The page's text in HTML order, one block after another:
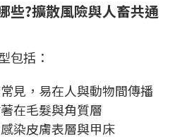
些?擴散風險與人畜共通
包括：
見，易在人與動物間傳播
著在毛髮與角質層
感染皮膚表層與甲床